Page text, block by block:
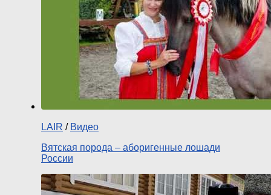
LAIR / Видео
Вятская порода – аборигенные лошади
России